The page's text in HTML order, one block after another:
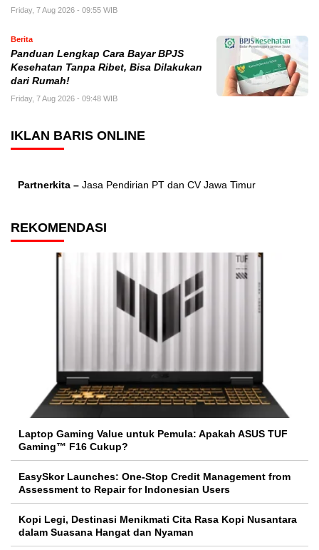
Friday, 7 Aug 2026 - 09:55 WIB
Berita
Panduan Lengkap Cara Bayar BPJS
Kesehatan Tanpa Ribet, Bisa Dilakukan
dari Rumah!
Friday, 7 Aug 2026 - 09:48 WIB
IKLAN BARIS ONLINE
Partnerkita – Jasa Pendirian PT dan CV Jawa Timur
REKOMENDASI
Laptop Gaming Value untuk Pemula: Apakah ASUS TUF
Gaming™ F16 Cukup?
EasySkor Launches: One-Stop Credit Management from
Assessment to Repair for Indonesian Users
Kopi Legi, Destinasi Menikmati Cita Rasa Kopi Nusantara
dalam Suasana Hangat dan Nyaman